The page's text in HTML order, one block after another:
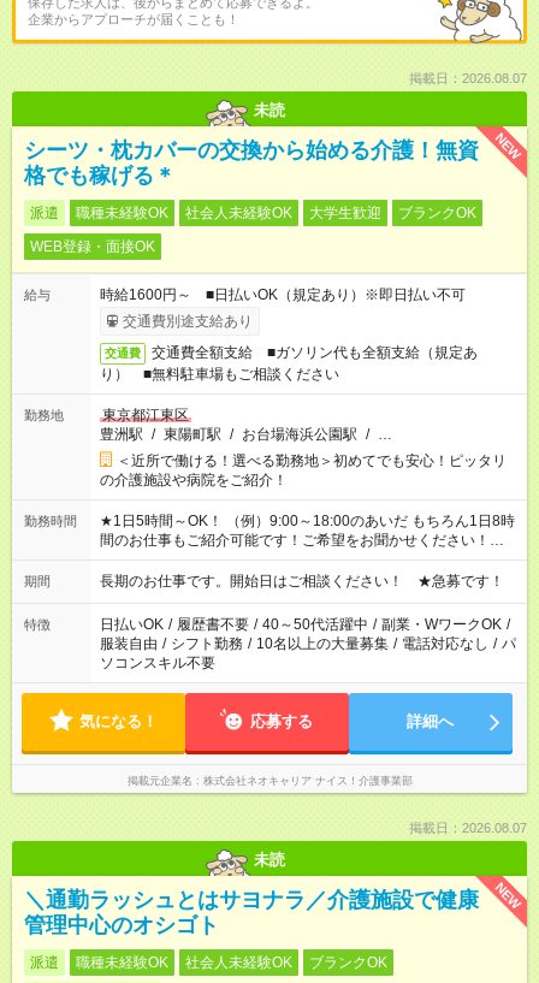
企業からアプローチが届くことも！
掲載日：2026.08.07
未読
NEW
シーツ・枕カバーの交換から始める介護！無資
格でも稼げる＊
派遣 職種未経験OK 社会人未経験OK 大学生歓迎
ブランクOK
WEB登録・面接OK
給与
時給1600円～ ■日払いOK（規定あり）※即日払い不可
交通費別途支給あり
交通費
交通費全額支給 ■ガソリン代も全額支給（規定あ
り） ■無料駐車場もご相談ください
勤務地
東京都江東区
豊洲駅 / 東陽町駅 / お台場海浜公園駅 / …
＜近所で働ける！選べる勤務地＞初めてでも安心！ピッタリ
の介護施設や病院をご紹介！
勤務時間
★1日5時間～OK！ （例）9:00～18:00のあいだ もちろん1日8時
間のお仕事もご紹介可能です！ご希望をお聞かせください！★家
庭の都合でお休みが必要な場合も遠慮なくご相談ください。 ※
週最低15時間以上の勤務が必要です
期間 長期のお仕事です。開始日はご相談ください！ ★急募です！
特徴 日払いOK / 履歴書不要 / 40～50代活躍中 / 副業・WワークOK /
服装自由 / シフト勤務 / 10名以上の大量募集 / 電話対応なし / パ
ソコンスキル不要
気になる！ 応募する 詳細へ
掲載元企業名 株式会社ネオキャリア ナイス！介護事業部
掲載日：2026.08.07
未読
NEW
＼通勤ラッシュとはサヨナラ／介護施設で健康
管理中心のオシゴト
派遣 職種未経験OK 社会人未経験OK
ブランクOK